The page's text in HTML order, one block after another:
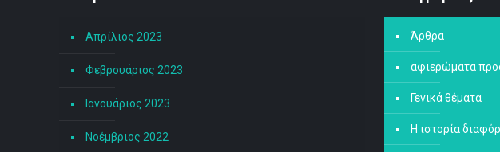
Απρίλιος 2023
Φεβρουάριος 2023
Ιανουάριος 2023
Νοέμβριος 2022
Άρθρα
αφιερώματα
Γενικά θέματα
Η ιστορία